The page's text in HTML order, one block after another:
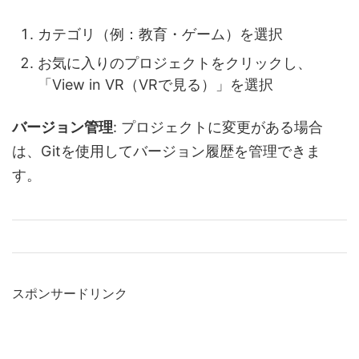
カテゴリ（例：教育・ゲーム）を選択
お気に入りのプロジェクトをクリックし、
「View in VR（VRで見る）」を選択
バージョン管理: プロジェクトに変更がある場合
は、Gitを使用してバージョン履歴を管理できま
す。
スポンサードリンク